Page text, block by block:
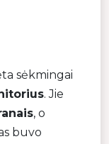
sėkmingai
. Jie
, o
buvo